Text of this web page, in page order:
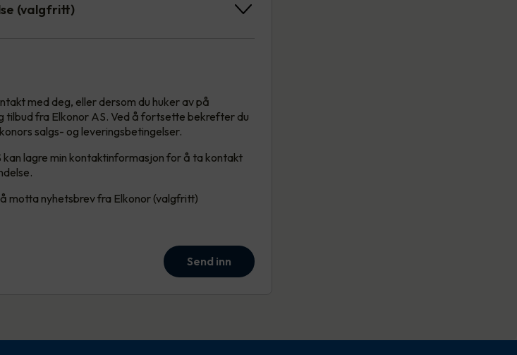
(valgfritt)
med deg, eller dersom du huker av på
tilbud fra Elkonor AS. Ved å fortsette bekrefter du
salgs- og leveringsbetingelser.
lagre min kontaktinformasjon for å ta kontakt
motta nyhetsbrev fra Elkonor (valgfritt)
Send inn